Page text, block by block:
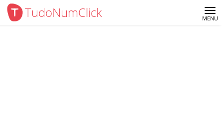
TudoNumClick MENU